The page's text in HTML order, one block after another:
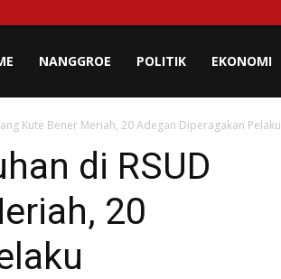
NANGGROE POLITIK EKONOMI
Kute Bener Meriah, 20 Adegan Diperagakan Pelaku
di RSUD
20